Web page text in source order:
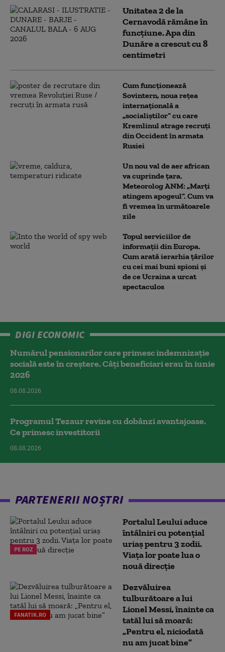
Unitatea 2 de la
Cernavodă rămâne în
funcțiune. Apa din
Dunăre a crescut cu 8
centimetri
Cum funcționează
Sovintern, noua rețea
internațională a
„socialiștilor” cu care
Kremlinul atrage recruți
din Occident în armata
Rusiei
Un nou val de aer african
va cuprinde țara.
Meteorolog ANM: „Marți
atingem apogeul”. Cum va
fi vremea în următoarele
zile
Topul serviciilor de
informații din Europa.
Cum arată ierarhia țărilor
cu cei mai buni spioni și
de ce Ucraina a urcat
spectaculos
DIGI ECONOMIC
Numărul pensionarilor care primesc indemnizaţie
socială este în creștere. Câți beneficiari erau în iunie
2026
08.08.2026
Programul Tezaur revine cu dobânzi avantajoase.
Ce primesc investitorii
08.08.2026
PARTENERII NOȘTRI
PE ROZ
Portalul Leului aduce
întâlniri cu potențial
uriaș pentru 3 zodii.
Viața lor poate lua o
nouă direcție
FANATIK.RO
Dezvăluirea
tulburătoare a lui
Lionel Messi, înainte ca
tatăl lui să moară:
„Pentru el, niciodată
nu am jucat bine”